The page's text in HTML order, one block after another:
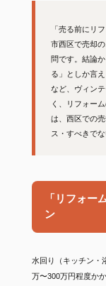
「売る前にリ
市西区で売却
問です。結論
る」としか言
など、ヴィン
く、リフォー
は、西区での
ス・すべきで
「リフォー
ン
水回り（キッチン・
万〜300万円程度か